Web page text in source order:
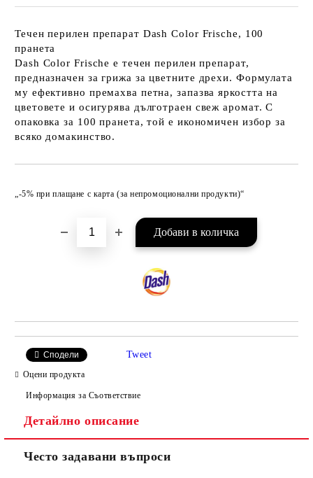
Течен перилен препарат Dash Color Frische, 100
пранета
Dash Color Frische е течен перилен препарат,
предназначен за грижа за цветните дрехи. Формулата
му ефективно премахва петна, запазва яркостта на
цветовете и осигурява дълготраен свеж аромат. С
опаковка за 100 пранета, той е икономичен избор за
всяко домакинство.
„-5% при плащане с карта (за непромоционални продукти)“
Сподели Tweet
Оцени продукта
Информация за Съответствие
Детайлно описание
Често задавани въпроси